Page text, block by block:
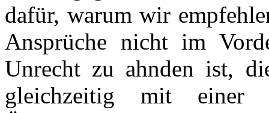
dafür, warum wir
Ansprüche nicht im
Unrecht zu ahnden ist,
gleichzeitig mit einer